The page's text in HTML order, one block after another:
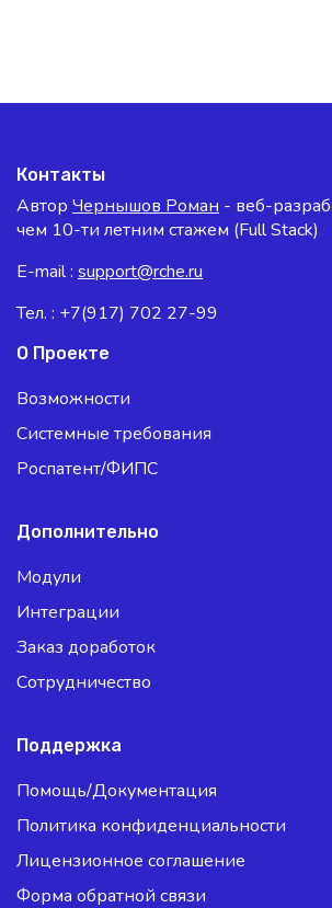
Контакты
Автор Чернышов Роман - веб-
чем 10-ти летним стажем (Full Stack)
E-mail : support@rche.ru
Тел. : +7(917) 702 27-99
О Проекте
Возможности
Системные требования
Роспатент/ФИПС
Дополнительно
Модули
Интеграции
Заказ доработок
Сотрудничество
Поддержка
Помощь/Документация
Политика конфиденциальности
Лицензионное соглашение
Форма обратной связи